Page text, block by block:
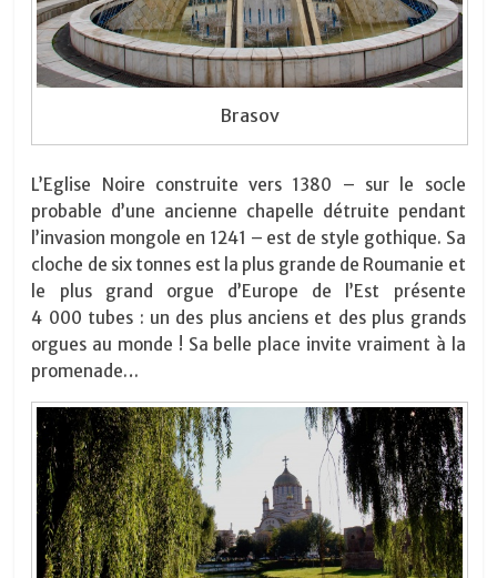
Brasov
L’Eglise Noire construite vers 1380 – sur le socle
probable d’une ancienne chapelle détruite pendant
l’invasion mongole en 1241 – est de style gothique. Sa
cloche de six tonnes est la plus grande de Roumanie et
le plus grand orgue d’Europe de l’Est présente
4 000 tubes : un des plus anciens et des plus grands
orgues au monde ! Sa belle place invite vraiment à la
promenade…